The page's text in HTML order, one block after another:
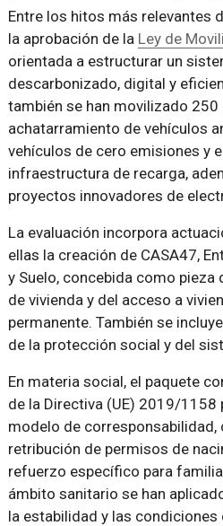
Entre los hitos más relevantes
la aprobación de la Ley de
orientada a estructurar un
descarbonizado, digital y
también se han movilizado
achatarramiento de vehículos
vehículos de cero emisiones y
infraestructura de recarga,
proyectos innovadores de
La evaluación incorpora
ellas la creación de CASA47,
y Suelo, concebida como pieza
de vivienda y del acceso a
permanente. También se
de la protección social y del
En materia social, el paquete
de la Directiva (UE) 2019/1158
modelo de corresponsabilidad,
retribución de permisos de
refuerzo específico para
ámbito sanitario se han
la estabilidad y las condiciones